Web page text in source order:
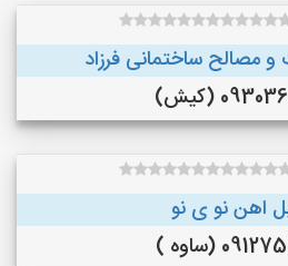
مصالح ساختمانی فرزاد
(کیش)
اهن نو ی نو
(ساوه )